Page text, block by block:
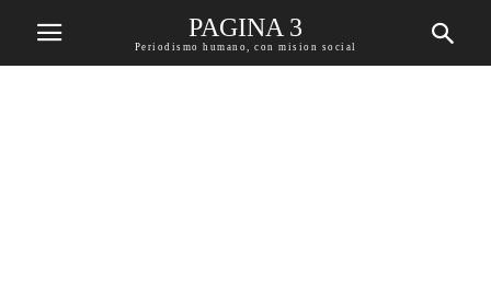
PAGINA 3
Periodismo humano, con mision social